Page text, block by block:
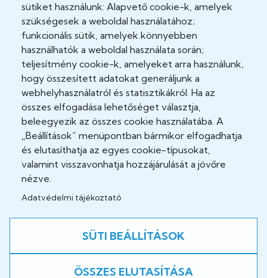
Adatkezelési tájékoztató
Adatvédelmi tisztviselő
Akadálymentesítési nyilatkozat
Cookie Policy
Felhasználási feltételek
Impresszum
Jogi nyilatkozatok
Facebook
A weboldal fejlesztés alatt áll!
sütiket használunk: Alapvető cookie-k, amelyek
szükségesek a weboldal használatához;
funkcionális sütik, amelyek könnyebben
használhatók a weboldal használata során;
teljesítmény cookie-k, amelyeket arra használunk,
hogy összesített adatokat generáljunk a
webhelyhasználatról és statisztikákról. Ha az
összes elfogadása lehetőséget választja,
beleegyezik az összes cookie használatába. A
„Beállítások” menüpontban bármikor elfogadhatja
és elutasíthatja az egyes cookie-típusokat,
valamint visszavonhatja hozzájárulását a jövőre
nézve.
Adatvédelmi tájékoztató
SÜTI BEÁLLÍTÁSOK
ÖSSZES ELUTASÍTÁSA